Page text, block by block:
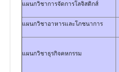
แผนกวิชาการจัดการโลจิสติกส์
แผนกวิชาอาหารและโภชนาการ
แผนกวิชาธุรกิจคหกรรม